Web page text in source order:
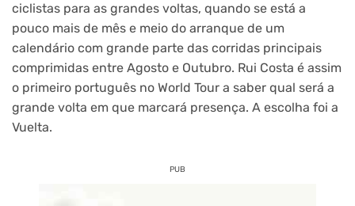
ciclistas para as grandes voltas, quando se está a
pouco mais de mês e meio do arranque de um
calendário com grande parte das corridas principais
comprimidas entre Agosto e Outubro. Rui Costa é assim
o primeiro português no World Tour a saber qual será a
grande volta em que marcará presença. A escolha foi a
Vuelta.
PUB